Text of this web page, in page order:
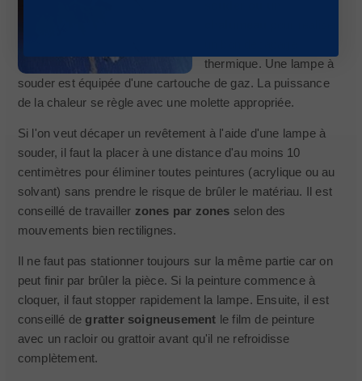
thermique. Une lampe à
souder est équipée d'une cartouche de gaz. La puissance
de la chaleur se règle avec une molette appropriée.
Si l'on veut décaper un revêtement à l'aide d'une lampe à
souder, il faut la placer à une distance d'au moins 10
centimètres pour éliminer toutes peintures (acrylique ou au
solvant) sans prendre le risque de brûler le matériau. Il est
conseillé de travailler zones par zones selon des
mouvements bien rectilignes.
Il ne faut pas stationner toujours sur la même partie car on
peut finir par brûler la pièce. Si la peinture commence à
cloquer, il faut stopper rapidement la lampe. Ensuite, il est
conseillé de gratter soigneusement le film de peinture
avec un racloir ou grattoir avant qu'il ne refroidisse
complètement.